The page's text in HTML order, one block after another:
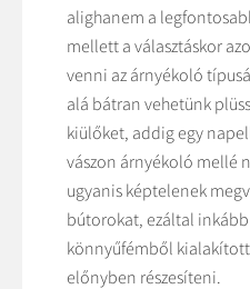
alighanem a
mellett a választáskor
venni az árnyékoló
alá bátran vehetünk
kiülőket, addig egy
vászon árnyékoló mellé
ugyanis képtelenek
bútorokat, ezáltal
könnyűfémből
előnyben részesíteni.